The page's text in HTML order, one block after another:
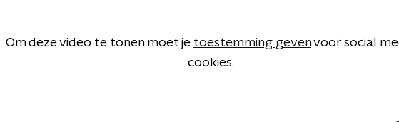
Om deze video te tonen moet je toestemming gevenvoor social
cookies.